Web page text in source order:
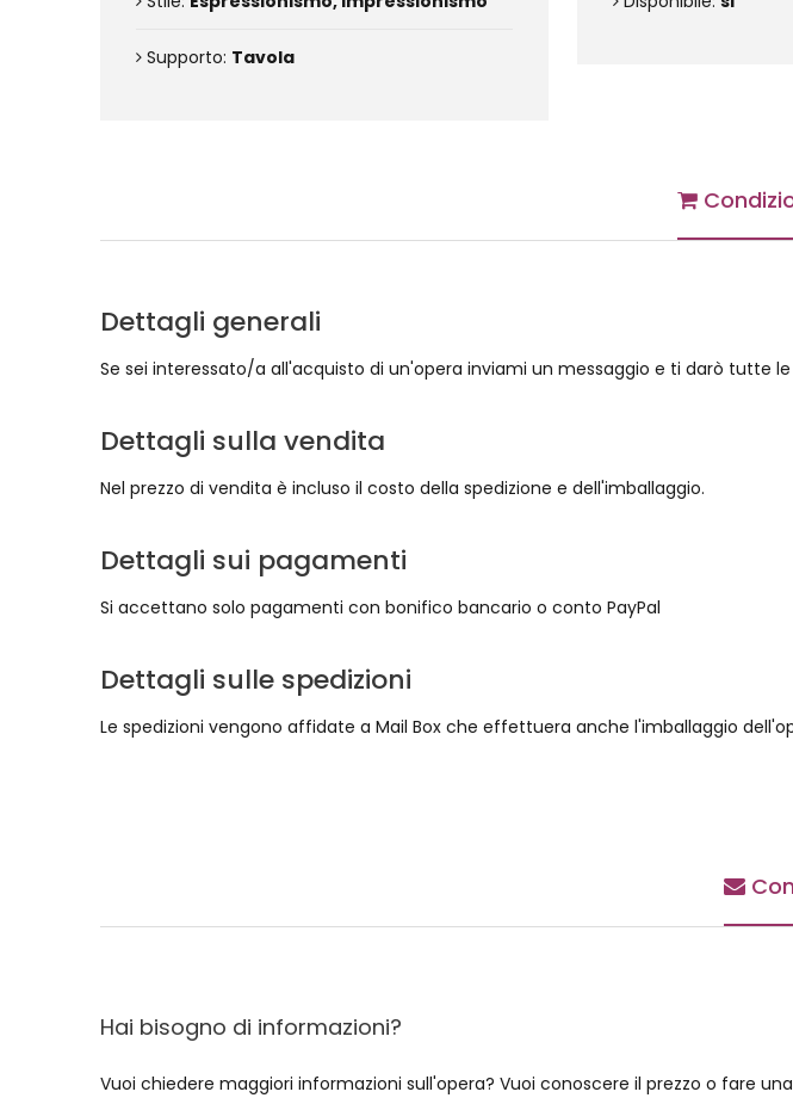
Supporto: Tavola
Dettagli generali
Se sei interessato/a all'acquisto di un'opera inviami un messaggio e ti darò tutte
Dettagli sulla vendita
Nel prezzo di vendita è incluso il costo della spedizione e dell'imballaggio.
Dettagli sui pagamenti
Si accettano solo pagamenti con bonifico bancario o conto PayPal
Dettagli sulle spedizioni
Le spedizioni vengono affidate a Mail Box che effettuera anche l'imballaggio
Hai bisogno di informazioni?
Vuoi chiedere maggiori informazioni sull'opera? Vuoi conoscere il prezzo o fare